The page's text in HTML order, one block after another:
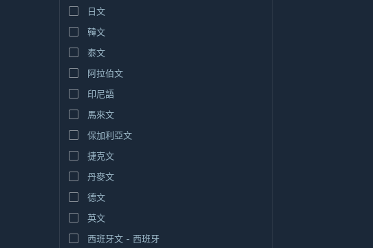
日文
韓文
泰文
阿拉伯文
印尼語
馬來文
保加利亞文
捷克文
丹麥文
德文
英文
西班牙文 - 西班牙